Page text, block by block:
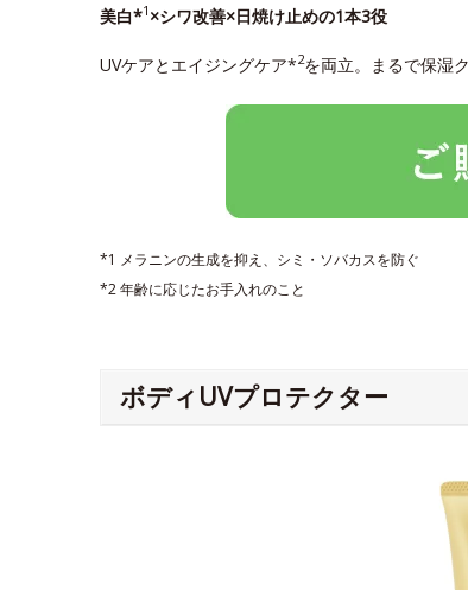
美白*1 ×シワ改善×日焼け止めの1本3役
UVケアとエイジングケア*2を両立。まるで保湿
*1 メラニンの生成を抑え、シミ・ソバカスを防ぐ
*2 年齢に応じたお手入れのこと
ボディUVプロテクター